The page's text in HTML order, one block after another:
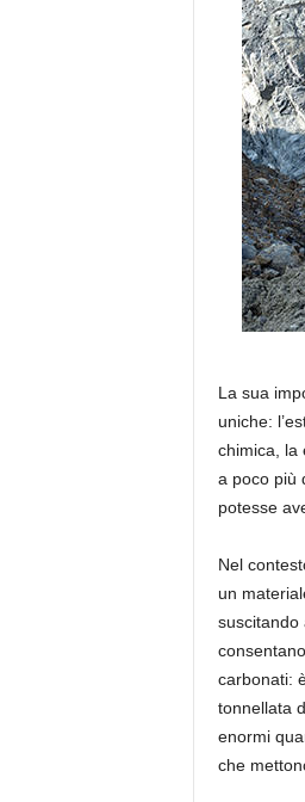
La sua
uniche:
chimica, la
a poco più
potesse
Nel
un
suscitando
carbonati:
tonnellata
enormi
che